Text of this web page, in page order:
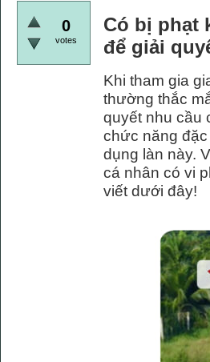
0
votes
Có bị phạt
để giải
Khi tham gia
thường thắc
quyết nhu cầu
chức năng
dụng làn này.
cá nhân có vi
viết dưới đây!